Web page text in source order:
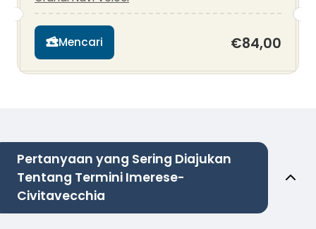
Mencari €84,00
Pertanyaan yang Sering Diajukan
Tentang Termini Imerese-
Civitavecchia